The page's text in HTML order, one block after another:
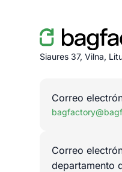
Siaures 37, Vilna,
Correo
Correo
departamento